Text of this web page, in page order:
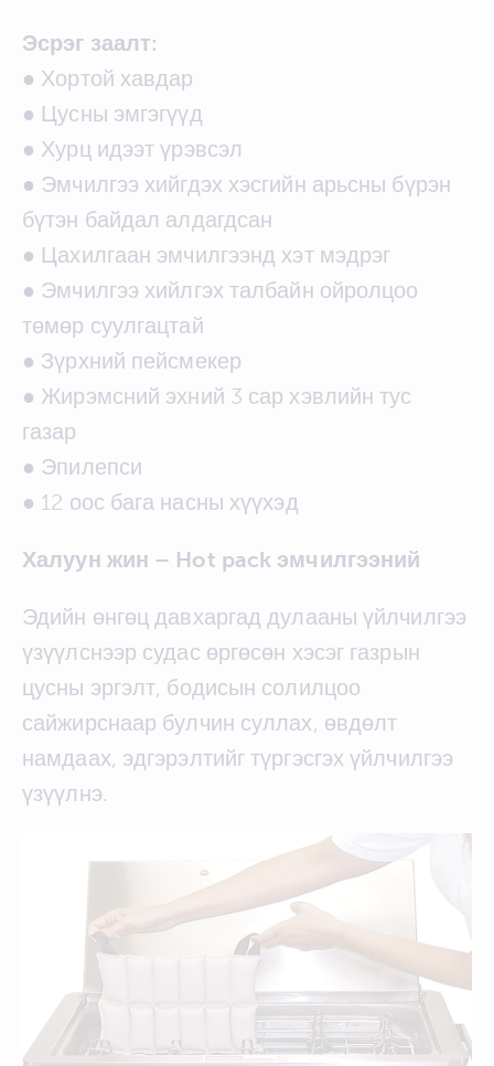
Эсрэг заалт:
● Хортой хавдар
● Цусны эмгэгүүд
● Хурц идээт үрэвсэл
● Эмчилгээ хийгдэх хэсгийн арьсны бүрэн
бүтэн байдал алдагдсан
● Цахилгаан эмчилгээнд хэт мэдрэг
● Эмчилгээ хийлгэх талбайн ойролцоо
төмөр суулгацтай
● Зүрхний пейсмекер
● Жирэмсний эхний 3 сар хэвлийн тус
газар
● Эпилепси
● 12 оос бага насны хүүхэд
Халуун жин – Hot pack эмчилгээний
Эдийн өнгөц давхаргад дулааны үйлчилгээ
үзүүлснээр судас өргөсөн хэсэг газрын
цусны эргэлт, бодисын солилцоо
сайжирснаар булчин суллах, өвдөлт
намдаах, эдгэрэлтийг түргэсгэх үйлчилгээ
үзүүлнэ.